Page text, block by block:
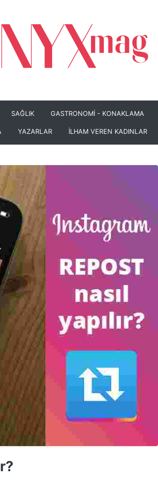
SAĞLIK GASTRONOMİ - KONAKLAMA
YAZARLAR İLHAM VEREN KADINLAR